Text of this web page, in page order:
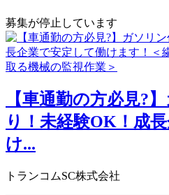
募集が停止しています
【車通勤の方必見?
り！未経験OK！成
け...
トランコムSC株式会社